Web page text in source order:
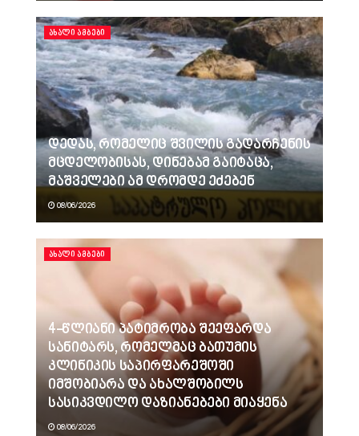
ᲐᲮᲐᲚᲘ ᲐᲛᲑᲔᲑᲘ
დედას, რომელიც შვილის გადარჩენის
მცდელობისას, დინებამ გაიტაცა,
მაშველები ამ დრომდე ეძებენ
08/06/2026
ᲐᲮᲐᲚᲘ ᲐᲛᲑᲔᲑᲘ
4-წლიანი პატიმრობა შეეფარდა
სანიტარს, რომელმაც ბათუმის
კლინიკის საპირფარეშოში
იმშობიარა და ახალშობილს
სასიკვდილო დაზიანებები მიაყენა
08/06/2026